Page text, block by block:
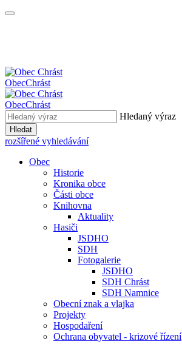
ObecChrást
ObecChrást
Hledaný výraz
Hledat
rozšířené vyhledávání
Obec
Historie
Kronika obce
Části obce
Knihovna
Aktuality
Hasiči
JSDHO
SDH
Fotogalerie
JSDHO
SDH Chrást
SDH Namnice
Obecní znak a vlajka
Projekty
Hospodaření
Ochrana obyvatel - krizové řízení